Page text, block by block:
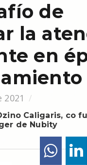
de
la
en
2021
Caligaris, co
de Nubity